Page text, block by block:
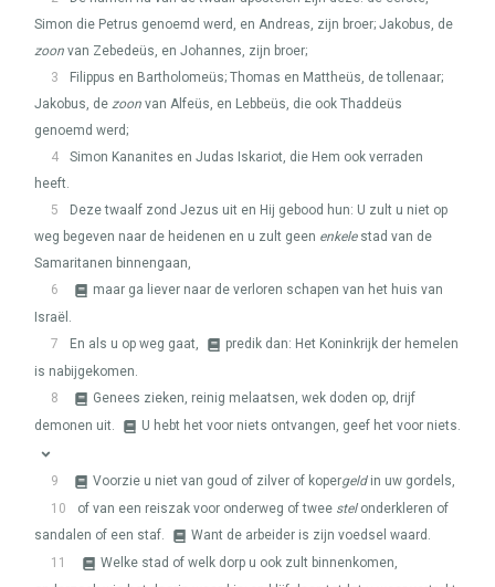
Simon die Petrus genoemd werd, en Andreas, zijn broer; Jakobus, de
zoon van Zebedeüs, en Johannes, zijn broer;
3
Filippus en Bartholomeüs; Thomas en Mattheüs, de tollenaar;
Jakobus, de zoon van Alfeüs, en Lebbeüs, die ook Thaddeüs
genoemd werd;
4
Simon Kananites en Judas Iskariot, die Hem ook verraden
heeft.
5
Deze twaalf zond Jezus uit en Hij gebood hun: U zult u niet op
weg begeven naar de heidenen en u zult geen enkelestad van de
Samaritanen binnengaan,
6
maar ga liever naar de verloren schapen van het huis van
Israël.
7
En als u op weg gaat,
predik dan: Het Koninkrijk der hemelen
is nabijgekomen.
8
Genees zieken, reinig melaatsen, wek doden op, drijf
demonen uit.
U hebt het voor niets ontvangen, geef het voor niets.
9 Voorzie u niet van goud of zilver of kopergeldin uw gordels,
10
of van een reiszak voor onderweg of twee stelonderkleren of
sandalen of een staf.
Want de arbeider is zijn voedsel waard.
11
Welke stad of welk dorp u ook zult binnenkomen,